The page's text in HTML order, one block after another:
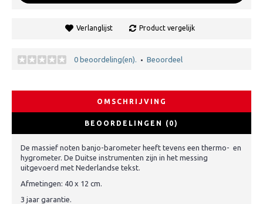
Verlanglijst Product vergelijk
0 beoordeling(en). • Beoordeel
OMSCHRIJVING
BEOORDELINGEN (0)
De massief noten banjo-barometer heeft tevens een thermo- en
hygrometer. De Duitse instrumenten zijn in het messing
uitgevoerd met Nederlandse tekst.
Afmetingen: 40 x 12 cm.
3 jaar garantie.